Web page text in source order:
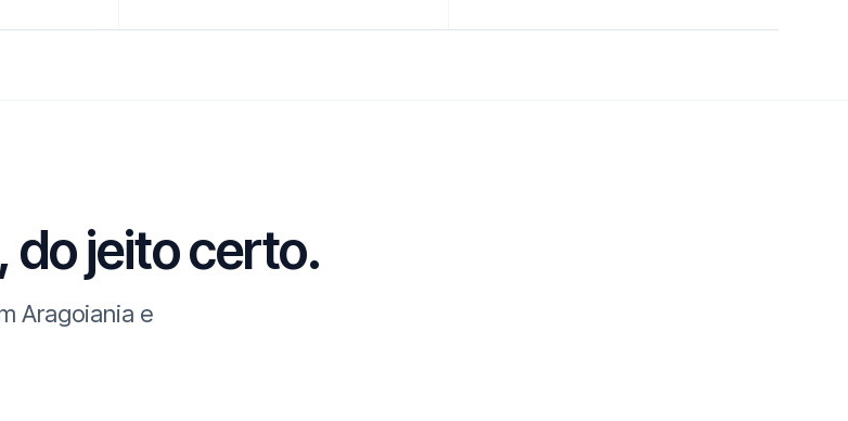
do jeito certo.
Aragoiania e